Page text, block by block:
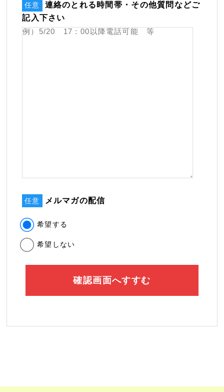
任意
連絡のとれる時間帯・その他質問などご
記入下さい
任意 メルマガの配信
希望する
希望しない